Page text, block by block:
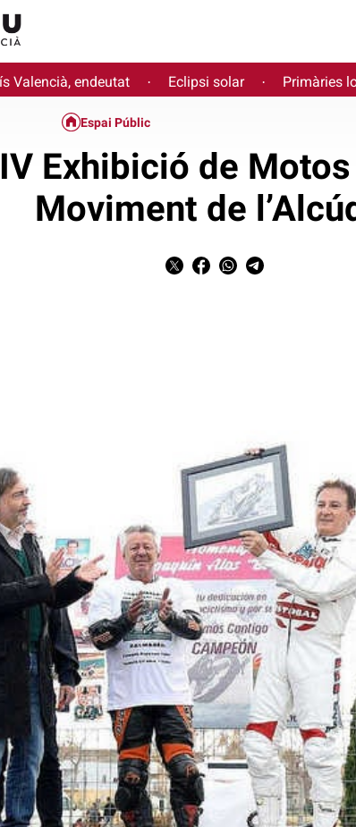
Valencià, endeutat · Eclipsi solar · Primàries
Espai Públic
Exhibició de
Moviment de